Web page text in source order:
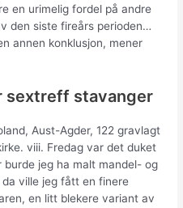
en urimelig fordel på andre
den siste fireårs perioden…
annen konklusjon, mener
sextreff stavanger
Aust-Agder, 122 gravlagt
viii. Fredag var det duket
jeg ha malt mandel- og
ville jeg fått en finere
en litt blekere variant av